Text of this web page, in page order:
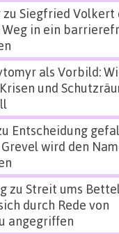
zu Siegfried Volkert
Weg in ein
als Vorbild:
und
Entscheidung
wird den
zu Streit ums
durch Rede von
angegriffen